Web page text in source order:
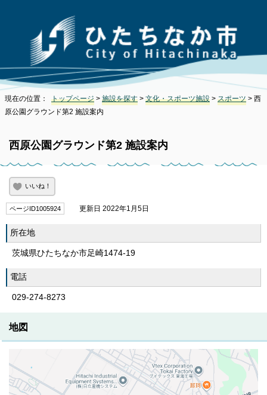
現在の位置： トップページ > 施設を探す > 文化・スポーツ施設 > スポーツ > 西
原公園グラウンド第2 施設案内
西原公園グラウンド第2 施設案内
いいね！
ページID1005924 更新日 2022年1月5日
所在地
茨城県ひたちなか市足崎1474-19
電話
029-274-8273
地図